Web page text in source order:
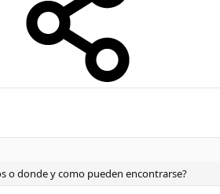
o donde y como pueden encontrarse?